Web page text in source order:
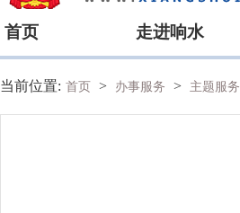
首页 走进响水
当前位置: 首页 > 办事服务 > 主题服务